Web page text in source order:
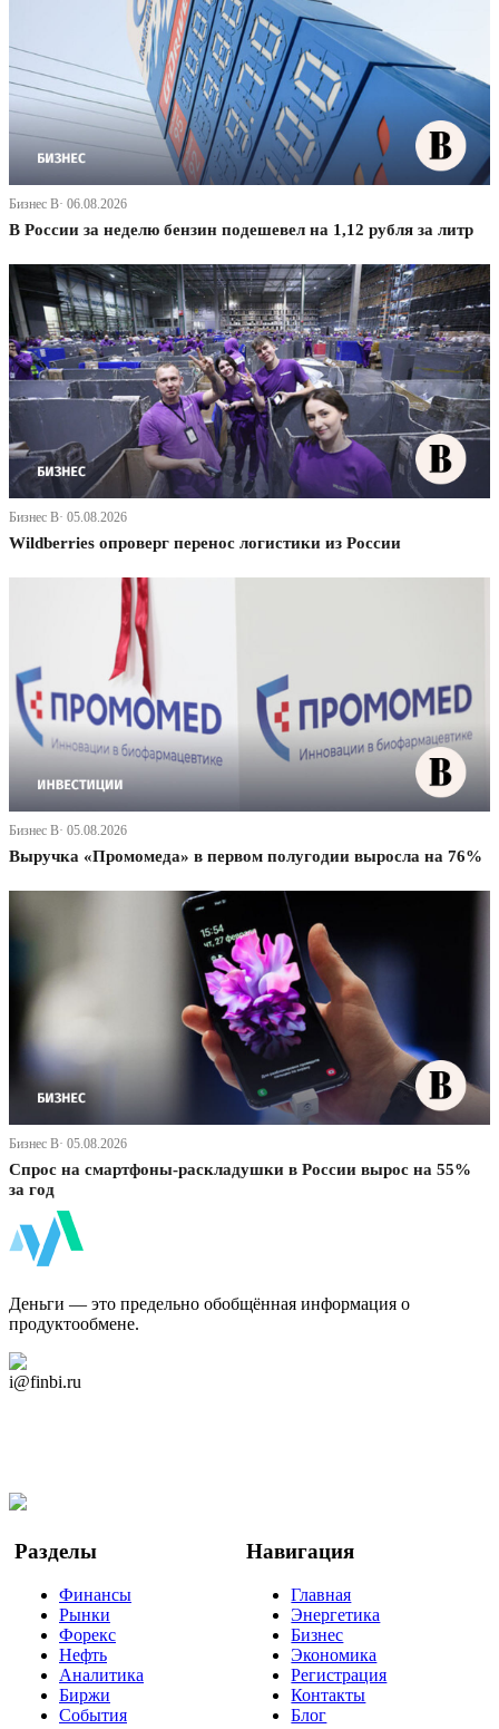
Бизнес В· 06.08.2026
В России за неделю бензин подешевел на 1,12 рубля за литр
Бизнес В· 05.08.2026
Wildberries опроверг перенос логистики из России
Бизнес В· 05.08.2026
Выручка «Промомеда» в первом полугодии выросла на 76%
Бизнес В· 05.08.2026
Спрос на смартфоны-раскладушки в России вырос на 55%
за год
Деньги — это предельно обобщённая информация о
продуктообмене.
i@finbi.ru
Разделы
Финансы
Рынки
Форекс
Нефть
Аналитика
Биржи
События
Навигация
Главная
Энергетика
Бизнес
Экономика
Регистрация
Контакты
Блог